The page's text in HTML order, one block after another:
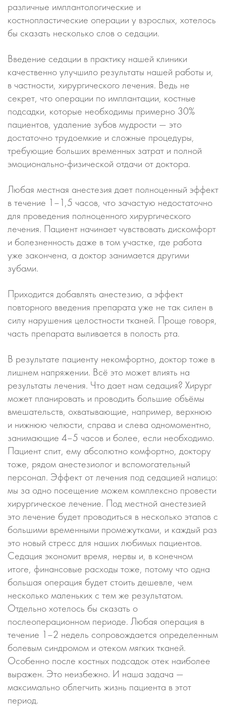
различные имплантологические и
костнопластические операции у взрослых, хотелось
бы сказать несколько слов о седации.
Введение седации в практику нашей клиники
качественно улучшило результаты нашей работы и,
в частности, хирургического лечения. Ведь не
секрет, что операции по имплантации, костные
подсадки, которые необходимы примерно 30%
пациентов, удаление зубов мудрости — это
достаточно трудоемкие и сложные процедуры,
требующие больших временных затрат и полной
эмоционально-физической отдачи от доктора.
Любая местная анестезия дает полноценный эффект
в течение 1–1,5 часов, что зачастую недостаточно
для проведения полноценного хирургического
лечения. Пациент начинает чувствовать дискомфорт
и болезненность даже в том участке, где работа
уже закончена, а доктор занимается другими
зубами.
Приходится добавлять анестезию, а эффект
повторного введения препарата уже не так силен в
силу нарушения целостности тканей. Проще говоря,
часть препарата выливается в полость рта.
В результате пациенту некомфортно, доктор тоже в
лишнем напряжении. Всё это может влиять на
результаты лечения. Что дает нам седация? Хирург
может планировать и проводить большие объёмы
вмешательств, охватывающие, например, верхнюю
и нижнюю челюсти, справа и слева одномоментно,
занимающие 4–5 часов и более, если необходимо.
Пациент спит, ему абсолютно комфортно, доктору
тоже, рядом анестезиолог и вспомогательный
персонал. Эффект от лечения под седацией налицо:
мы за одно посещение можем комплексно провести
хирургическое лечение. Под местной анестезией
это лечение будет проводиться в несколько этапов с
большими временными промежутками, и каждый раз
это новый стресс для наших любимых пациентов.
Седация экономит время, нервы и, в конечном
итоге, финансовые расходы тоже, потому что одна
большая операция будет стоить дешевле, чем
несколько маленьких с тем же результатом.
Отдельно хотелось бы сказать о
послеоперационном периоде. Любая операция в
течение 1–2 недель сопровождается определенным
болевым синдромом и отеком мягких тканей.
Особенно после костных подсадок отек наиболее
выражен. Это неизбежно. И наша задача —
максимально облегчить жизнь пациента в этот
период.